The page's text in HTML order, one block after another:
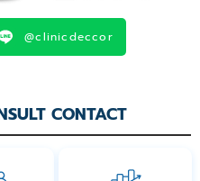
@clinicdeccor
CONTACT